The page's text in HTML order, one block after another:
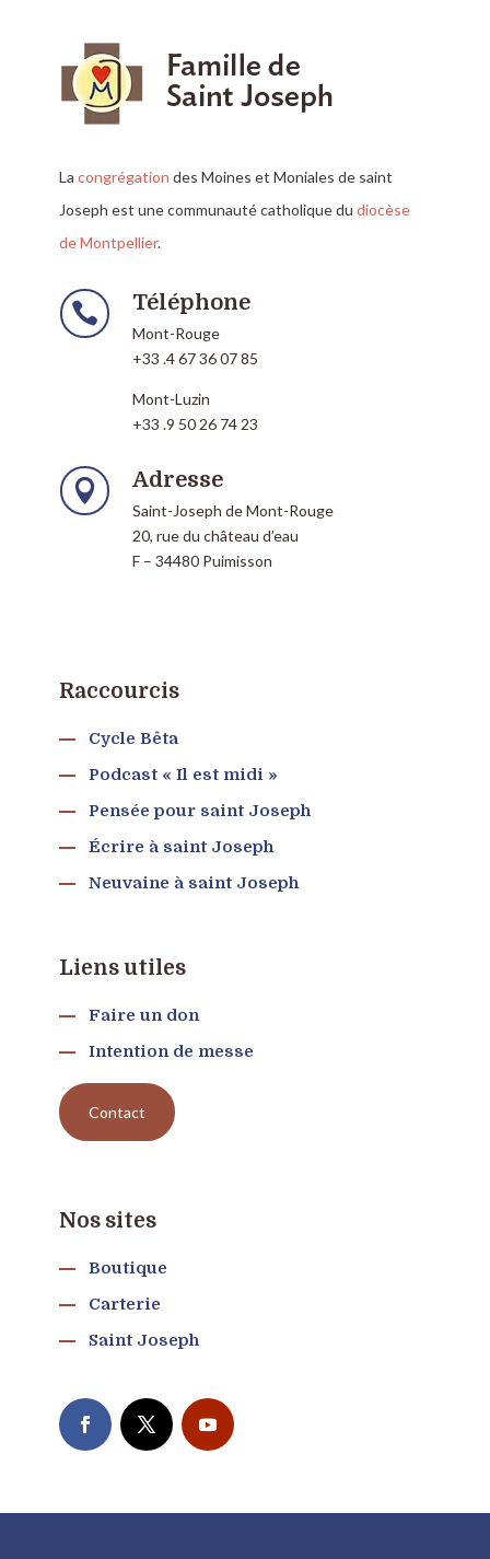
Lacongrégation des Moines et Moniales de saint
Joseph est une communauté catholique dudiocèse
de Montpellier.
 Téléphone
Mont-Rouge
+33 .4 67 36 07 85
Mont-Luzin
+33 .9 50 26 74 23
 Adresse
Saint-Joseph de Mont-Rouge
20, rue du château d’eau
F – 34480 Puimisson
Raccourcis
Cycle Bêta
Podcast « Il est midi »
Pensée pour saint Joseph
Écrire à saint Joseph
Neuvaine à saint Joseph
Liens utiles
Faire un don
Intention de messe
Contact
Nos sites
Boutique
Carterie
Saint Joseph